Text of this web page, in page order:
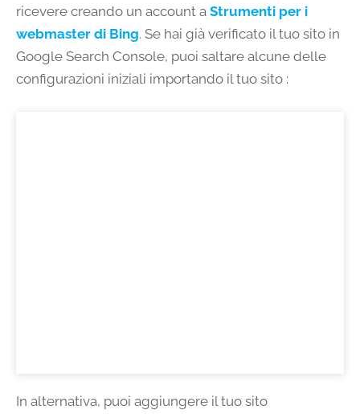
ricevere creando un account a Strumenti per i
webmaster di Bing. Se hai già verificato il tuo sito in
Google Search Console, puoi saltare alcune delle
configurazioni iniziali importando il tuo sito :
In alternativa, puoi aggiungere il tuo sito